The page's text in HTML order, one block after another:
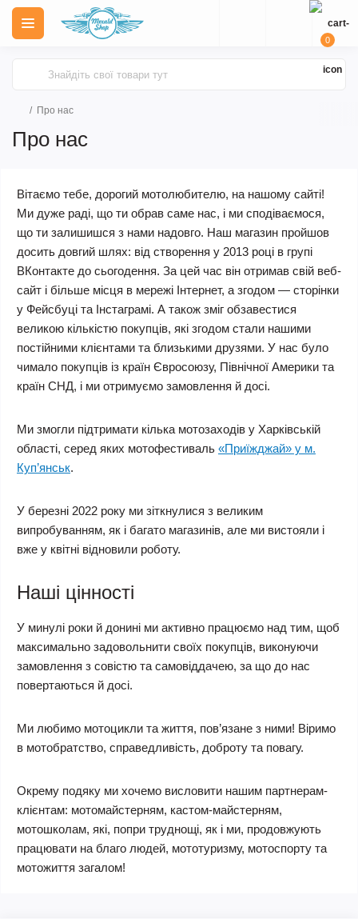
0
Про нас
Про нас
Вітаємо тебе, дорогий мотолюбителю, на нашому сайті!
Ми дуже раді, що ти обрав саме нас, і ми сподіваємося,
що ти залишишся з нами надовго. Наш магазин пройшов
досить довгий шлях: від створення у 2013 році в групі
ВКонтакте до сьогодення. За цей час він отримав свій веб-
сайт і більше місця в мережі Інтернет, а згодом — сторінки
у Фейсбуці та Інстаграмі. А також зміг обзавестися
великою кількістю покупців, які згодом стали нашими
постійними клієнтами та близькими друзями. У нас було
чимало покупців із країн Євросоюзу, Північної Америки та
країн СНД, і ми отримуємо замовлення й досі.
Ми змогли підтримати кілька мотозаходів у Харківській
області, серед яких мотофестиваль «Приїжджай» у м.
Куп’янськ.
У березні 2022 року ми зіткнулися з великим
випробуванням, як і багато магазинів, але ми вистояли і
вже у квітні відновили роботу.
Наші цінності
У минулі роки й донині ми активно працюємо над тим, щоб
максимально задовольнити своїх покупців, виконуючи
замовлення з совістю та самовіддачею, за що до нас
повертаються й досі.
Ми любимо мотоцикли та життя, пов’язане з ними! Віримо
в мотобратство, справедливість, доброту та повагу.
Окрему подяку ми хочемо висловити нашим партнерам-
клієнтам: мотомайстерням, кастом-майстерням,
мотошколам, які, попри труднощі, як і ми, продовжують
працювати на благо людей, мототуризму, мотоспорту та
мотожиття загалом!